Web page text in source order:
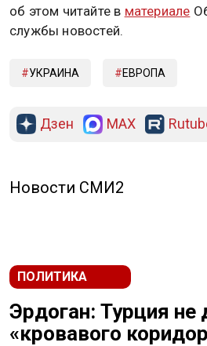
об этом читайте в материале
службы новостей.
УКРАИНА ЕВРОПА
Дзен MAX
Новости СМИ2
ПОЛИТИКА
Эрдоган: Турция не
«кровавого